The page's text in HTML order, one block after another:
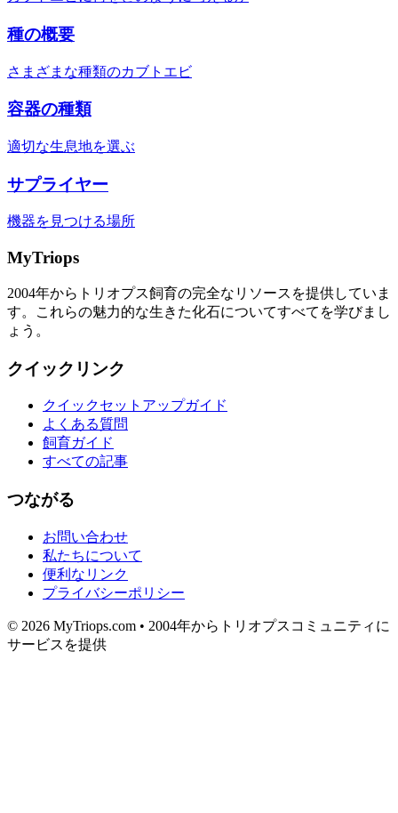
種の概要
さまざまな種類のカブトエビ
容器の種類
適切な生息地を選ぶ
サプライヤー
機器を見つける場所
MyTriops
2004年からトリオプス飼育の完全なリソースを提供していま
す。これらの魅力的な生きた化石についてすべてを学びまし
ょう。
クイックリンク
クイックセットアップガイド
よくある質問
飼育ガイド
すべての記事
つながる
お問い合わせ
私たちについて
便利なリンク
プライバシーポリシー
© 2026 MyTriops.com • 2004年からトリオプスコミュニティに
サービスを提供